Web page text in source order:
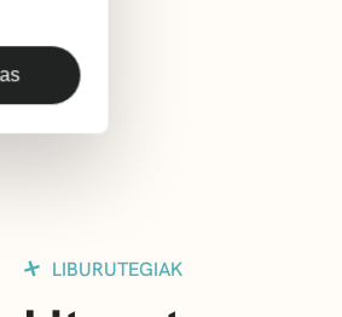
LIBURUTEGIAK